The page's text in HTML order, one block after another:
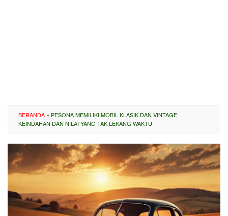
BERANDA » PESONA MEMILIKI MOBIL KLASIK DAN VINTAGE:
KEINDAHAN DAN NILAI YANG TAK LEKANG WAKTU